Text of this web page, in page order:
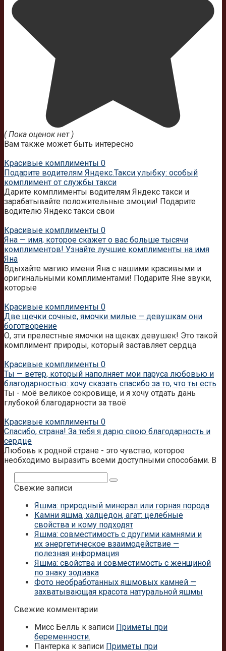
( Пока оценок нет )
Вам также может быть интересно
Красивые комплименты 0
Подарите водителям Яндекс.Такси улыбку: особый
комплимент от службы такси
Дарите комплименты водителям Яндекс такси и
зарабатывайте положительные эмоции! Подарите
водителю Яндекс такси свои
Красивые комплименты 0
Яна — имя, которое скажет о вас больше тысячи
комплиментов! Узнайте лучшие комплименты на имя
Яна
Вдыхайте магию имени Яна с нашими красивыми и
оригинальными комплиментами! Подарите Яне звуки,
которые
Красивые комплименты 0
Две щечки сочные, ямочки милые — девушкам они
боготворение
О, эти прелестные ямочки на щеках девушек! Это такой
комплимент природы, который заставляет сердца
Красивые комплименты 0
Ты — ветер, который наполняет мои паруса любовью и
благодарностью: хочу сказать спасибо за то, что ты есть
Ты - моё великое сокровище, и я хочу отдать дань
глубокой благодарности за твоё
Красивые комплименты 0
Спасибо, страна! За тебя я дарю свою благодарность и
сердце
Любовь к родной стране - это чувство, которое
необходимо выразить всеми доступными способами. В
Свежие записи
Яшма: природный минерал или горная порода
Камни яшма, халцедон, агат: целебные
свойства и кому подходят
Яшма: совместимость с другими камнями и
их энергетическое взаимодействие —
полезная информация
Яшма: свойства и совместимость с женщиной
по знаку зодиака
Фото необработанных яшмовых камней —
захватывающая красота натуральной яшмы
Свежие комментарии
Мисс Белль к записи Приметы при
беременности.
Пантерка к записи Приметы при